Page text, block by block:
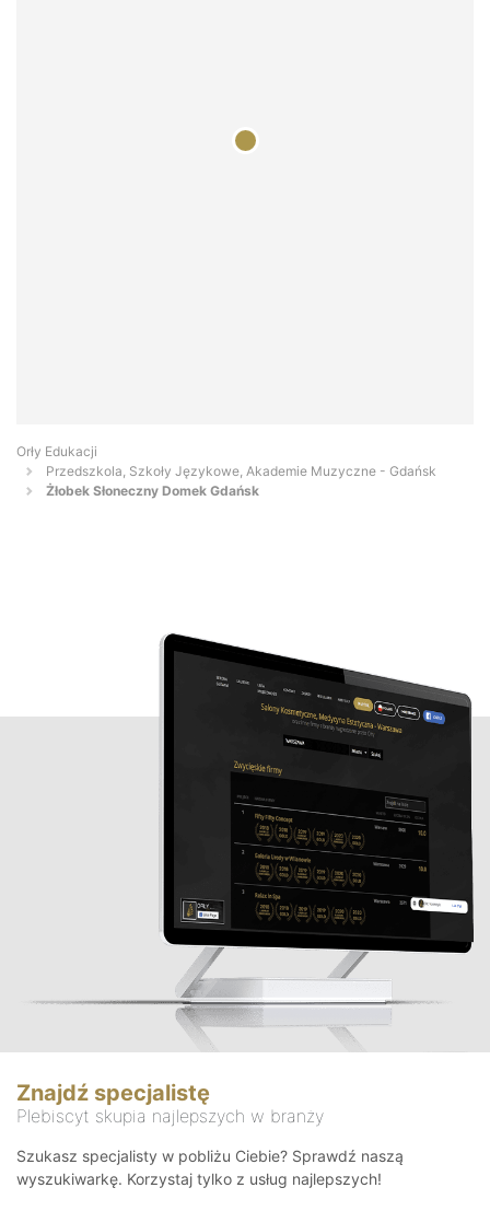
Orły Edukacji
Przedszkola, Szkoły Językowe, Akademie Muzyczne - Gdańsk
Żłobek Słoneczny Domek Gdańsk
Znajdź specjalistę
Plebiscyt skupia najlepszych w branży
Szukasz specjalisty w pobliżu Ciebie? Sprawdź naszą
wyszukiwarkę. Korzystaj tylko z usług najlepszych!